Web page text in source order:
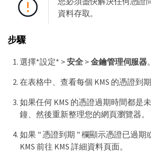
資料存取。
步驟
選擇*設定* > 安全> 金鑰管理伺服器。
在表格中、查看每個 KMS 的憑證到期
如果任何 KMS 的憑證過期時間都是
鐘、然後重新整理您的網頁瀏覽器。
如果 " 憑證到期 " 欄顯示憑證已過期
KMS 前往 KMS 詳細資料頁面。